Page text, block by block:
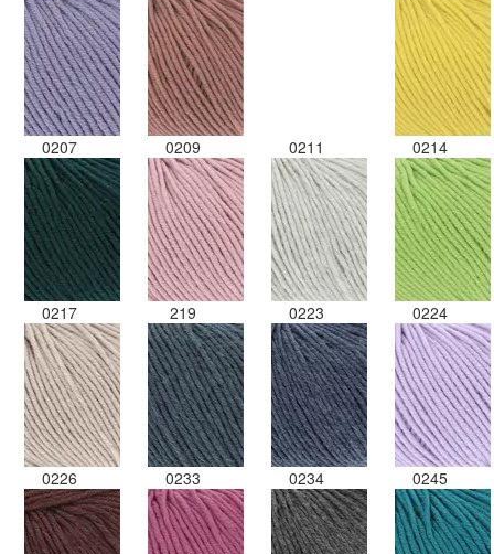
0207 0209 0211 0214
0217 219 0223 0224
0226 0233 0234 0245